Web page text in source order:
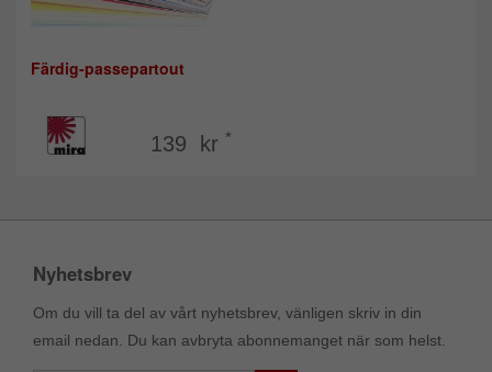
Färdig-passepartout
139 kr *
Nyhetsbrev
Om du vill ta del av vårt nyhetsbrev, vänligen skriv in din
email nedan. Du kan avbryta abonnemanget när som helst.